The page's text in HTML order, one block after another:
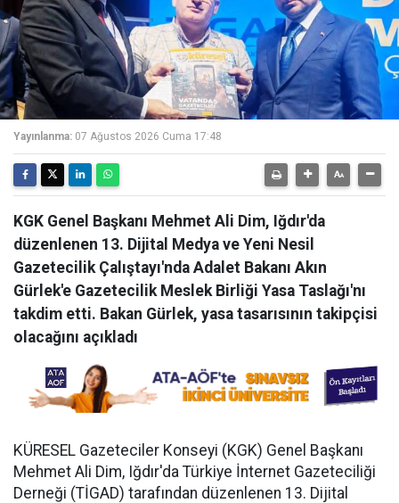
Yayınlanma: 07 Ağustos 2026 Cuma 17:48
KGK Genel Başkanı Mehmet Ali Dim, Iğdır'da
düzenlenen 13. Dijital Medya ve Yeni Nesil
Gazetecilik Çalıştayı'nda Adalet Bakanı Akın
Gürlek'e Gazetecilik Meslek Birliği Yasa Taslağı'nı
takdim etti. Bakan Gürlek, yasa tasarısının takipçisi
olacağını açıkladı
KÜRESEL Gazeteciler Konseyi (KGK) Genel Başkanı
Mehmet Ali Dim, Iğdır'da Türkiye İnternet Gazeteciliği
Derneği (TİGAD) tarafından düzenlenen 13. Dijital